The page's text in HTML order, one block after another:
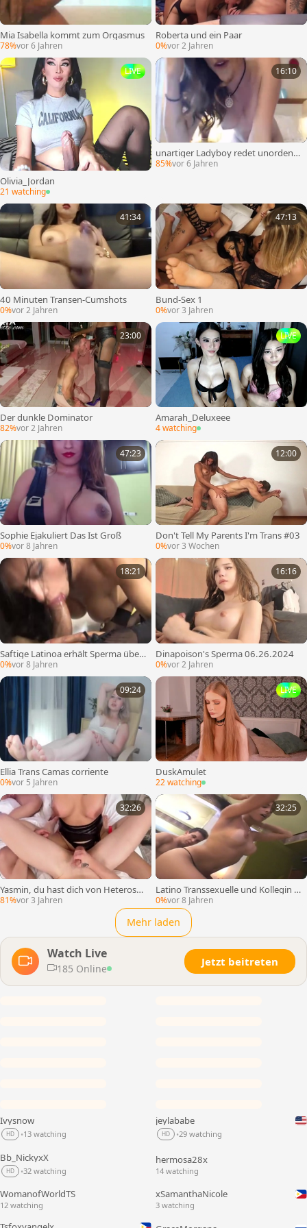
Mia Isabella kommt zum Orgasmus
78%vor 6 Jahren
Roberta und ein Paar
0%vor 2 Jahren
LIVE
Olivia_Jordan
21 watching
16:10
unartiger Ladyboy redet unordentli
ch und kommt groß
85%vor 6 Jahren
41:34
40 Minuten Transen-Cumshots
0%vor 2 Jahren
47:13
Bund-Sex 1
0%vor 3 Jahren
23:00
Der dunkle Dominator
82%vor 2 Jahren
LIVE
Amarah_Deluxeee
4 watching
47:23
Sophie Ejakuliert Das Ist Groß
0%vor 8 Jahren
12:00
Don't Tell My Parents I'm Trans #03
0%vor 3 Wochen
18:21
Saftige Latinoa erhält Sperma über
all auf ihrem Körper
0%vor 8 Jahren
16:16
Dinapoison's Sperma 06.26.2024
0%vor 2 Jahren
09:24
Ellia Trans Camas corriente
0%vor 5 Jahren
LIVE
DuskAmulet
22 watching
32:26
Yasmin, du hast dich von Heterosex
uell in einen schwulen Mann verwa
ndelt! Für immer!!!
81%vor 3 Jahren
32:25
Latino Transsexuelle und Kollegin h
aben großartigen Sex
0%vor 8 Jahren
Mehr laden
Watch Live
185 Online
Jetzt beitreten
Ivysnow
HD •13 watching
LIVE
jeylababe
HD •29 watching
Bb_NickyxX
HD •32 watching
hermosa28x
14 watching
WomanofWorldTS
12 watching
LIVE
xSamanthaNicole
3 watching